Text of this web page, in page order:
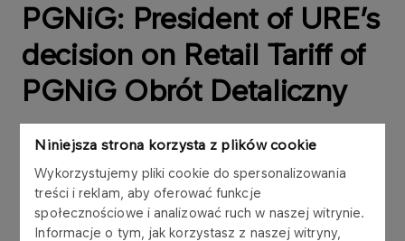
Niniejsza strona korzysta z plików cookie
Wykorzystujemy pliki cookie do spersonalizowania
treści i reklam, aby oferować funkcje
społecznościowe i analizować ruch w naszej witrynie.
Informacje o tym, jak korzystasz z naszej witryny,
PGNiG: President of URE’s
decision on Retail Tariff of
PGNiG Obrót Detaliczny
The Management Board of Polskie Górnictwo
Naftowe i Gazownictwo S.A. (“PGNiG” or the
“Company”) has been notified of the approval, by